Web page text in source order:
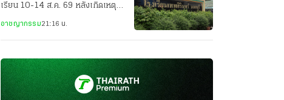
เรียน 10-14 ส.ค. 69 หลังเกิดเหตุก
อาชญากรรม21:16 น.